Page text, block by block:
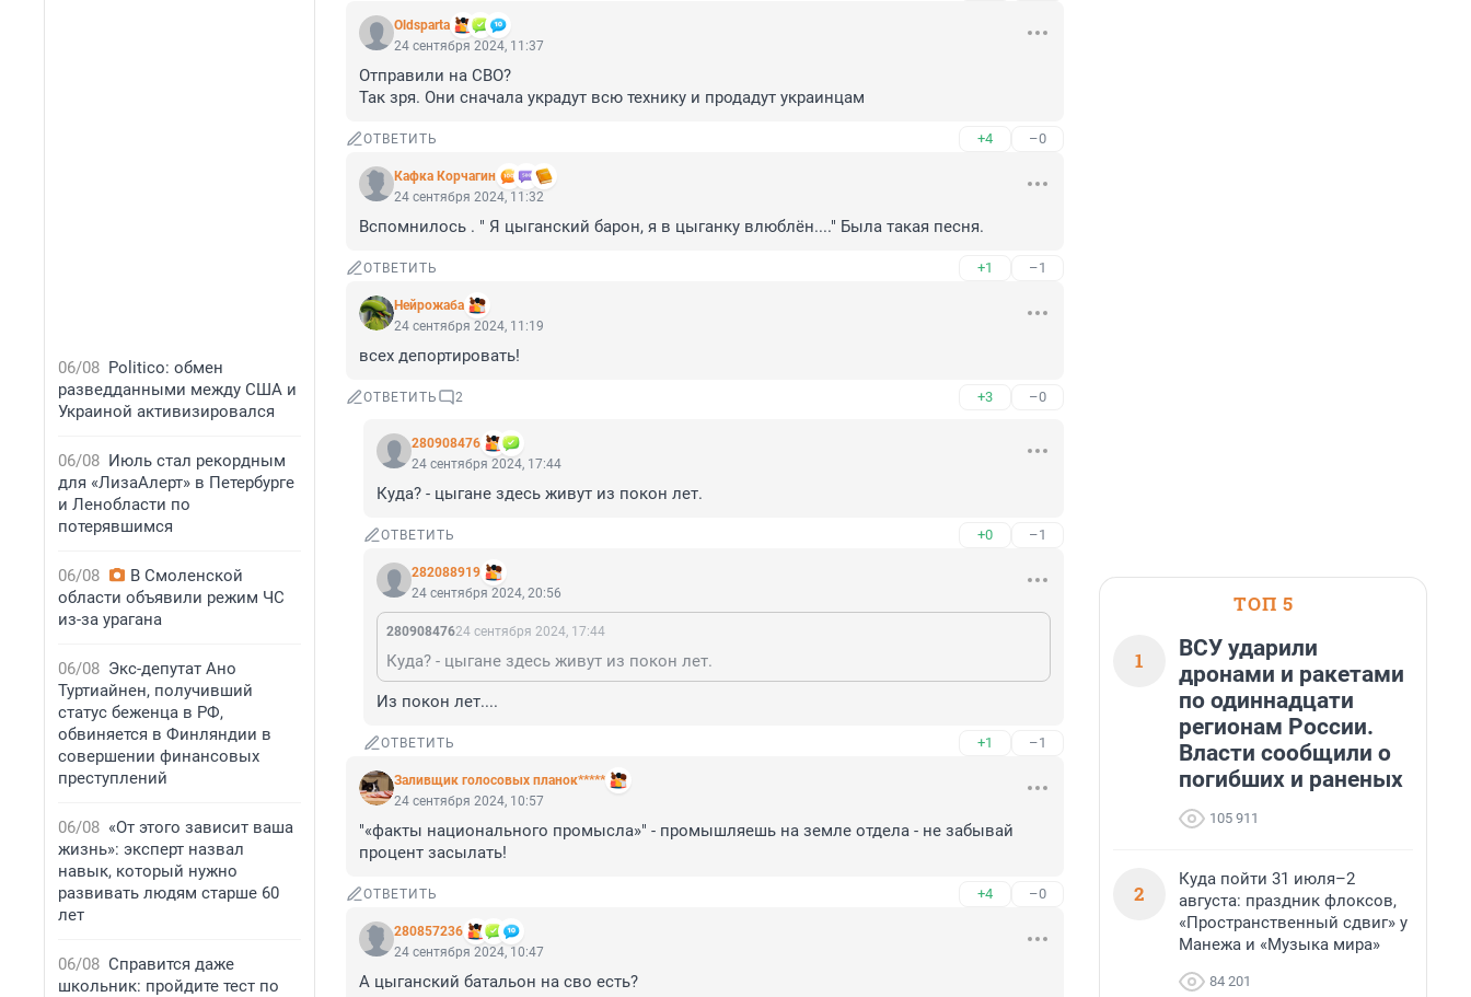
06/08 Politico: обмен
разведданными между США и
Украиной активизировался
06/08 Июль стал рекордным
для «ЛизаАлерт» в Петербурге
и Ленобласти по
потерявшимся
06/08
В Смоленской
области объявили режим ЧС
из-за урагана
06/08 Экс-депутат Ано
Туртиайнен, получивший
статус беженца в РФ,
обвиняется в Финляндии в
совершении финансовых
преступлений
06/08 «От этого зависит ваша
жизнь»: эксперт назвал
навык, который нужно
развивать людям старше 60
лет
06/08 Справится даже
школьник: пройдите тест по
Oldsparta
24 сентября 2024, 11:37
Отправили на СВО?
Так зря. Они сначала украдут всю технику и продадут украинцам
ОТВЕТИТЬ +4 –0
Кафка Корчагин
24 сентября 2024, 11:32
Вспомнилось . " Я цыганский барон, я в цыганку влюблён...." Была такая песня.
ОТВЕТИТЬ +1 –1
Нейрожаба
24 сентября 2024, 11:19
всех депортировать!
ОТВЕТИТЬ 2 +3 –0
280908476
24 сентября 2024, 17:44
Куда? - цыгане здесь живут из покон лет.
ОТВЕТИТЬ +0 –1
282088919
24 сентября 2024, 20:56
28090847624 сентября 2024, 17:44
Куда? - цыгане здесь живут из покон лет.
Из покон лет....
ОТВЕТИТЬ +1 –1
Заливщик голосовых планок*****
24 сентября 2024, 10:57
"«факты национального промысла»" - промышляешь на земле отдела - не забывай
процент засылать!
ОТВЕТИТЬ +4 –0
280857236
24 сентября 2024, 10:47
А цыганский батальон на сво есть?
ТОП 5
1
ВСУ ударили
дронами и ракетами
по одиннадцати
регионам России.
Власти сообщили о
погибших и раненых
105 911
2
Куда пойти 31 июля–2
августа: праздник флоксов,
«Пространственный сдвиг» у
Манежа и «Музыка мира»
84 201